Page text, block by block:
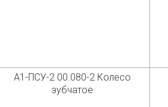
А1-ПСУ-2 00.080-2 Колесо
зубчатое